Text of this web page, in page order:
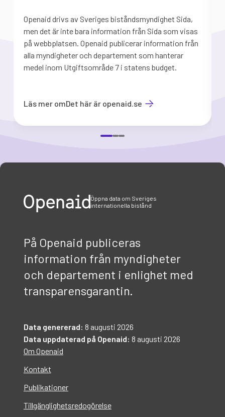
Openaid drivs av Sveriges biståndsmyndighet Sida,
men det är inte bara information från Sida som visas
på webbplatsen. Openaid publicerar information från
alla myndigheter och departement som hanterar
medel inom Utgiftsområde 7 i statens budget.
Läs mer omDet här är openaid.se
Öppna data om Sveriges
internationella bistånd
På Openaid publiceras
information från myndigheter
och departement i enlighet med
transparensgarantin.
Data genererad: 8 augusti 2026
Data uppdaterad på Openaid: 8 augusti 2026
Om Openaid
Kontakt
Publikationer
Tillgänglighetsredogörelse